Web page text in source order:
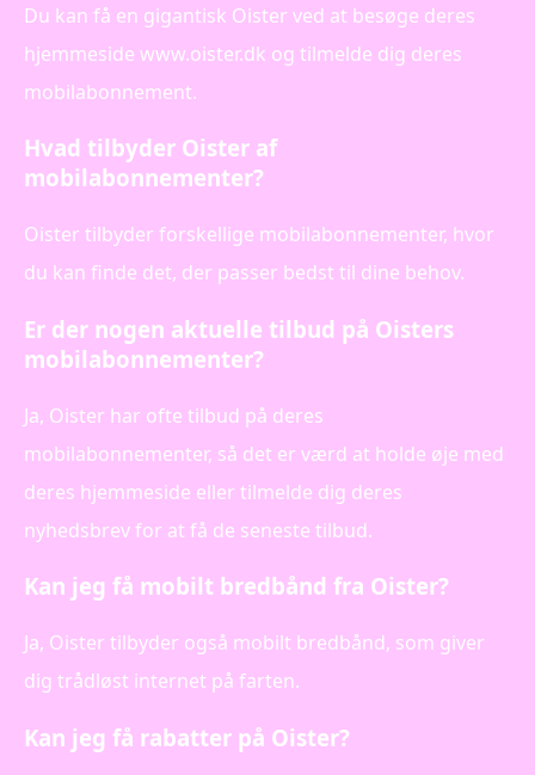
Du kan få en gigantisk Oister ved at besøge deres
hjemmeside www.oister.dk og tilmelde dig deres
mobilabonnement.
Hvad tilbyder Oister af
mobilabonnementer?
Oister tilbyder forskellige mobilabonnementer, hvor
du kan finde det, der passer bedst til dine behov.
Er der nogen aktuelle tilbud på Oisters
mobilabonnementer?
Ja, Oister har ofte tilbud på deres
mobilabonnementer, så det er værd at holde øje med
deres hjemmeside eller tilmelde dig deres
nyhedsbrev for at få de seneste tilbud.
Kan jeg få mobilt bredbånd fra Oister?
Ja, Oister tilbyder også mobilt bredbånd, som giver
dig trådløst internet på farten.
Kan jeg få rabatter på Oister?